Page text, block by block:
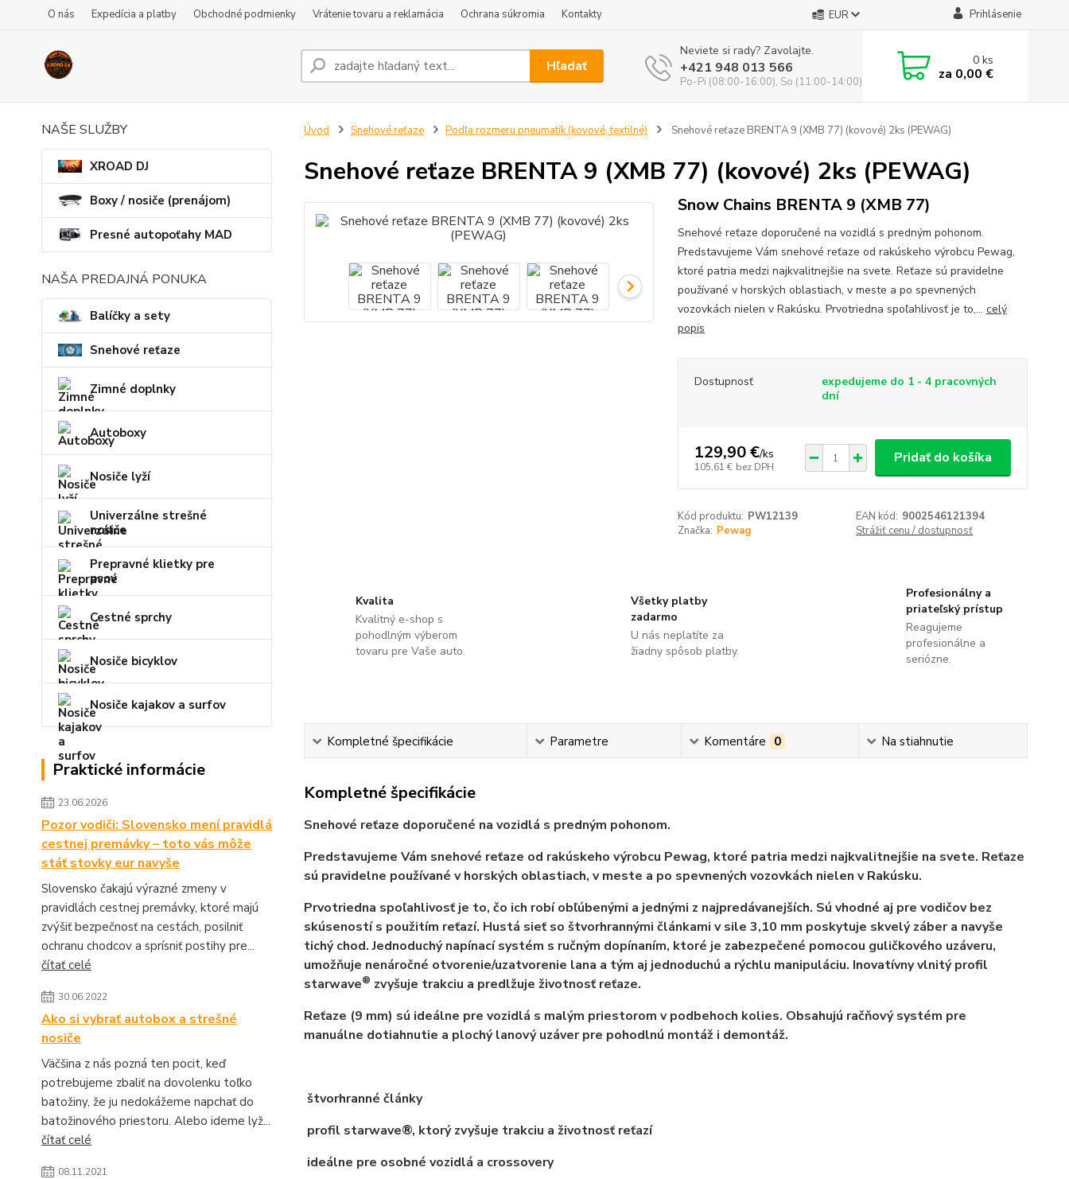
O nás Expedícia a platby Obchodné podmienky Vrátenie tovaru a reklamácia Ochrana súkromia Kontakty EUR Prihlásenie
Hľadať
Neviete si rady? Zavolajte.
+421 948 013 566
Po-Pi (08:00-16:00), So (11:00-14:00)
0ks
za 0,00 €
NAŠE SLUŽBY
XROAD DJ
Boxy / nosiče (prenájom)
Presné autopoťahy MAD
NAŠA PREDAJNÁ PONUKA
Balíčky a sety
Snehové reťaze
Zimné doplnky
Autoboxy
Nosiče lyží
Univerzálne strešné
nosiče
Prepravné klietky pre
psov
Cestné sprchy
Nosiče bicyklov
Nosiče kajakov a surfov
Praktické informácie
23.06.2026
Pozor vodiči: Slovensko mení pravidlá
cestnej premávky – toto vás môže
stáť stovky eur navyše
Slovensko čakajú výrazné zmeny v
pravidlách cestnej premávky, ktoré majú
zvýšiť bezpečnosť na cestách, posilniť
ochranu chodcov a sprísniť postihy pre...
čítať celé
30.06.2022
Ako si vybrať autobox a strešné
nosiče
Väčšina z nás pozná ten pocit, keď
potrebujeme zbaliť na dovolenku toľko
batožiny, že ju nedokážeme napchať do
batožinového priestoru. Alebo ideme lyž...
čítať celé
08.11.2021
Úvod Snehové reťaze Podľa rozmeru pneumatík (kovové, textilné) Snehové reťaze BRENTA 9 (XMB 77) (kovové) 2ks (PEWAG)
Snehové reťaze BRENTA 9 (XMB 77) (kovové) 2ks (PEWAG)
Snow Chains BRENTA 9 (XMB 77)
Snehové reťaze doporučené na vozidlá s predným pohonom.
Predstavujeme Vám snehové reťaze od rakúskeho výrobcu Pewag,
ktoré patria medzi najkvalitnejšie na svete. Reťaze sú pravidelne
používané v horských oblastiach, v meste a po spevnených
vozovkách nielen v Rakúsku. Prvotriedna spoľahlivosť je to,... celý
popis
Dostupnosť
expedujeme do 1 - 4 pracovných
dní
129,90 €/ks
105,61 € bez DPH
Pridať do košíka
Kód produktu: PW12139 EAN kód: 9002546121394
Značka: Pewag Strážiť cenu / dostupnosť
Kvalita
Kvalitný e-shop s
pohodlným výberom
tovaru pre Vaše auto.
Všetky platby
zadarmo
U nás neplatíte za
žiadny spôsob platby.
Profesionálny a
priateľský prístup
Reagujeme
profesionálne a
seriózne.
Kompletné špecifikácie Parametre Komentáre 0 Na stiahnutie
Kompletné špecifikácie
Snehové reťaze doporučené na vozidlá s predným pohonom.
Predstavujeme Vám snehové reťaze od rakúskeho výrobcu Pewag, ktoré patria medzi najkvalitnejšie na svete. Reťaze
sú pravidelne používané v horských oblastiach, v meste a po spevnených vozovkách nielen v Rakúsku.
Prvotriedna spoľahlivosť je to, čo ich robí obľúbenými a jednými z najpredávanejších. Sú vhodné aj pre vodičov bez
skúseností s použitím reťazí. Hustá sieť so štvorhrannými článkami v sile 3,10 mm poskytuje skvelý záber a navyše
tichý chod. Jednoduchý napínací systém s ručným dopínaním, ktoré je zabezpečené pomocou guličkového uzáveru,
umožňuje nenáročné otvorenie/uzatvorenie lana a tým aj jednoduchú a rýchlu manipuláciu. Inovatívny vlnitý profil
starwave® zvyšuje trakciu a predlžuje životnosť reťaze.
Reťaze (9 mm) sú ideálne pre vozidlá s malým priestorom v podbehoch kolies. Obsahujú račňový systém pre
manuálne dotiahnutie a plochý lanový uzáver pre pohodlnú montáž i demontáž.
štvorhranné články
profil starwave®, ktorý zvyšuje trakciu a životnosť reťazí
ideálne pre osobné vozidlá a crossovery